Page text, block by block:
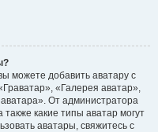
можете добавить аватару с
«Галерея аватар»,
От администратора
какие типы аватар могут
аватары, свяжитесь с